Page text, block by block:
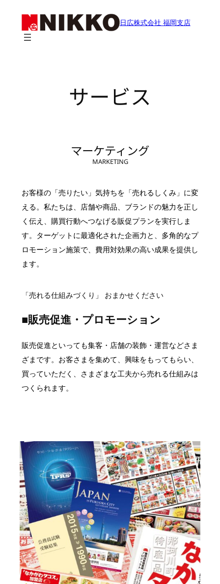
日広株式会社 福岡支店
サービス
マーケティング
MARKETING
お客様の「売りたい」気持ちを「売れるしくみ」に変
える。私たちは、店舗や商品、ブランドの魅力を正し
く伝え、購買行動へつなげる販促プランを実行しま
す。ターゲットに最適化された企画力と、多角的なプ
ロモーション施策で、費用対効果の高い成果を提供し
ます。
「売れる仕組みづくり」 おまかせください
■販売促進・プロモーション
販売促進といっても集客・店舗の装飾・運営などさま
ざまです。お客さまを集めて、興味をもってもらい、
買っていただく、さまざまな工夫から売れる仕組みは
つくられます。